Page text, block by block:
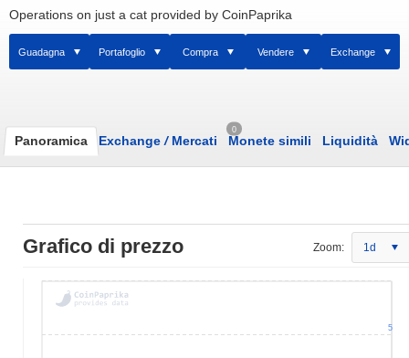
Operations on just a cat provided by CoinPaprika
Guadagna Portafoglio Compra Vendere Exchange
Panoramica Exchange /Mercati
0
Monete simili Liquidità
Grafico di prezzo Zoom: 1d
5